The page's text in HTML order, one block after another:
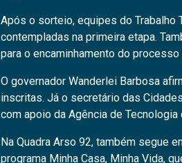
Após o sorteio, equipes do
contempladas na primeira etapa.
para o encaminhamento do processo
O governador Wanderlei Barbosa
inscritas. Já o secretário das
com apoio da Agência de
Na Quadra Arso 92, também segue
programa Minha Casa, Minha Vida,